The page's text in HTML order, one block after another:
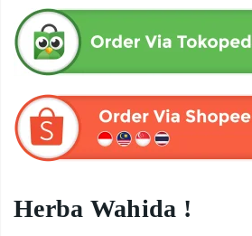
Herba Wahida !